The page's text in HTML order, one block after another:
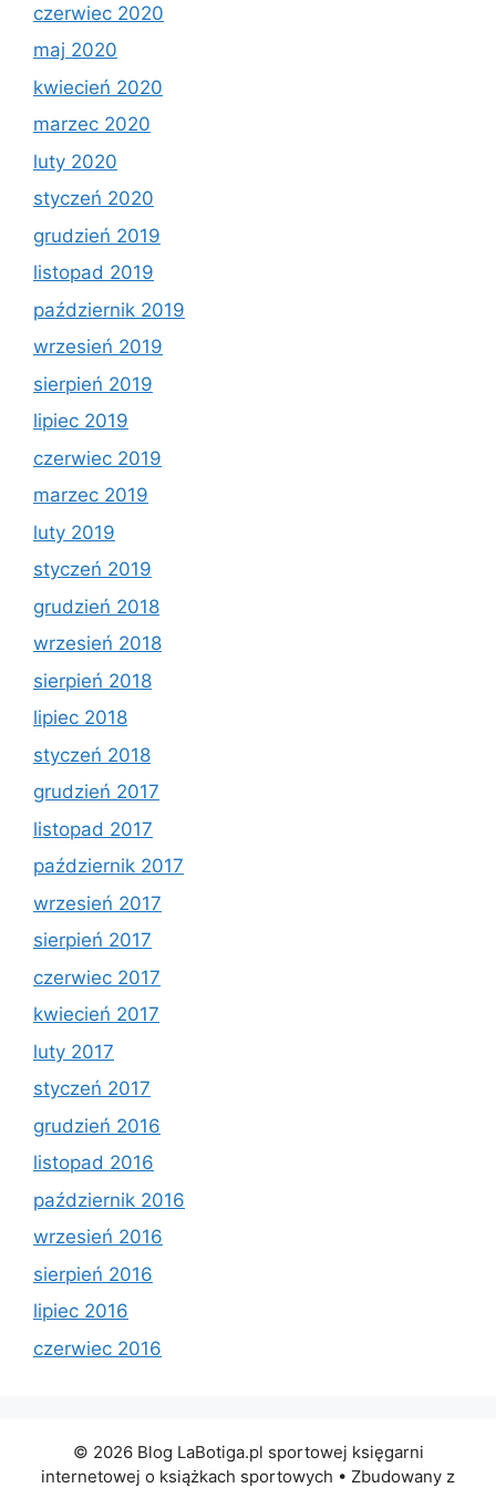
czerwiec 2020
maj 2020
kwiecień 2020
marzec 2020
luty 2020
styczeń 2020
grudzień 2019
listopad 2019
październik 2019
wrzesień 2019
sierpień 2019
lipiec 2019
czerwiec 2019
marzec 2019
luty 2019
styczeń 2019
grudzień 2018
wrzesień 2018
sierpień 2018
lipiec 2018
styczeń 2018
grudzień 2017
listopad 2017
październik 2017
wrzesień 2017
sierpień 2017
czerwiec 2017
kwiecień 2017
luty 2017
styczeń 2017
grudzień 2016
listopad 2016
październik 2016
wrzesień 2016
sierpień 2016
lipiec 2016
czerwiec 2016
© 2026 Blog LaBotiga.pl sportowej księgarni
internetowej o książkach sportowych • Zbudowany z